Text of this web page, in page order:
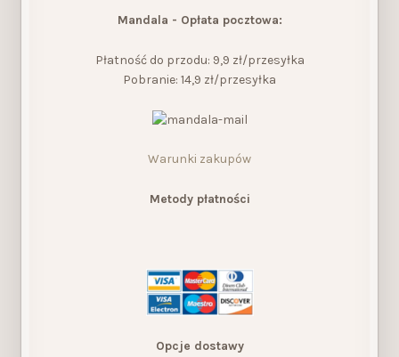
Mandala - Opłata pocztowa:
Płatność do przodu: 9,9 zł/przesyłka
Pobranie: 14,9 zł/przesyłka
Warunki zakupów
Metody płatności
Opcje dostawy